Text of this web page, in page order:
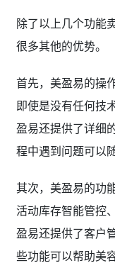
除了以上几个功能
很多其他的优势。
首先，美盈易的操
即使是没有任何技
盈易还提供了详细
程中遇到问题可以
其次，美盈易的功
活动库存智能管控
盈易还提供了客户
些功能可以帮助美